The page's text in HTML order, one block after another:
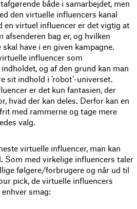
både i samarbejdet, men
den virtuelle influencers kanal
en virtuel influencer er det vigtig at
afsenderen bag er, og hvilken
have i en given kampagne.
influencer som
og af den grund kan man
sit indhold i ’robot’-universet.
er det kun fantasien, der
hvad der kan deles. Derfor kan en
med rammerne og tage mere
valg.
virtuelle influencer, man kan
Som med virkelige influencers taler
følgere/forbrugere og når ud til
pick, de virtuelle influencers
smag: